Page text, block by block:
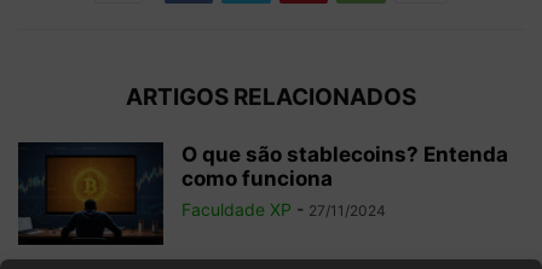
ARTIGOS RELACIONADOS
O que são stablecoins? Entenda
como funciona
Faculdade XP - 27/11/2024